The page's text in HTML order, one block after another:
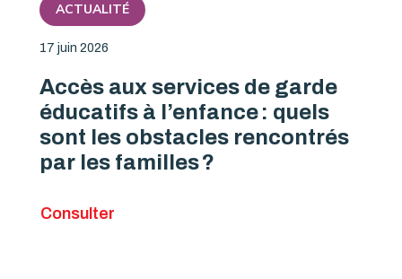
ACTUALITÉ
17 juin 2026
Accès aux services de garde
éducatifs à l’enfance : quels
sont les obstacles rencontrés
par les familles ?
Consulter